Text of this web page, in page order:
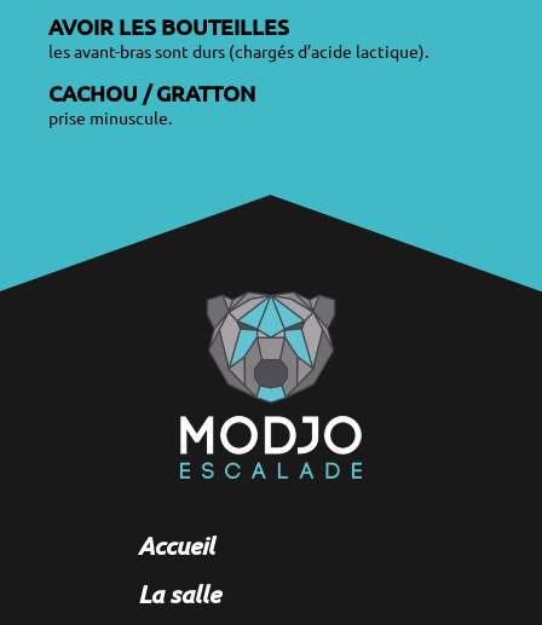
AVOIR LES BOUTEILLES
les avant-bras sont durs (chargés d’acide lactique).
CACHOU / GRATTON
prise minuscule.
Accueil
La salle